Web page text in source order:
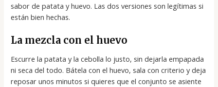
sabor de patata y huevo. Las dos versiones son legítimas si
están bien hechas.
La mezcla con el huevo
Escurre la patata y la cebolla lo justo, sin dejarla empapada
ni seca del todo. Bátela con el huevo, sala con criterio y deja
reposar unos minutos si quieres que el conjunto se asiente